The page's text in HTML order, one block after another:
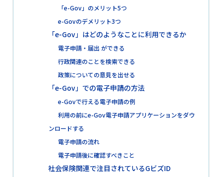
「e-Gov」のメリット5つ
e-Govのデメリット3つ
「e-Gov」はどのようなことに利用できるか
電子申請・届出 ができる
行政関連のことを検索できる
政策についての意見を出せる
「e-Gov」での電子申請の方法
e-Govで行える電子申請の例
利用の前にe-Gov電子申請アプリケーションをダウ
ンロードする
電子申請の流れ
電子申請後に確認すべきこと
社会保険関連で注目されているGビズID